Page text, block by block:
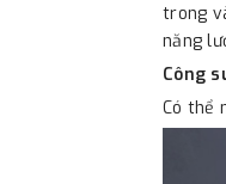
trong
năng
Công
Có thể